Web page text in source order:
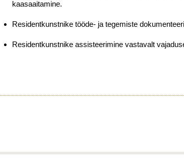
kaasaaitamine.
Residentkunstnike tööde- ja tegemiste
Residentkunstnike assisteerimine vastavalt